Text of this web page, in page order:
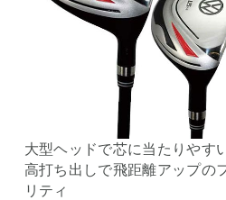
大型ヘッドで芯に当たりやす
高打ち出しで飛距離アップの
リティ